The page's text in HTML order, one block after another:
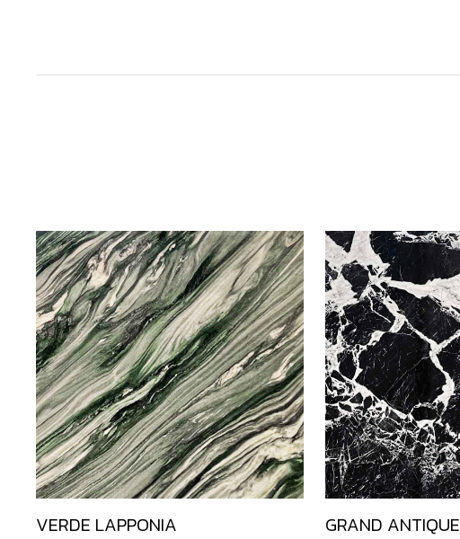
VERDE LAPPONIA GRAND ANTIQUE